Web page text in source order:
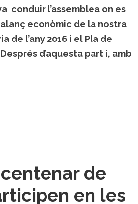
conduir l’assemblea on es
econòmic de la nostra
de l’any 2016 i el Pla de
d’aquesta part i, amb
de
en les